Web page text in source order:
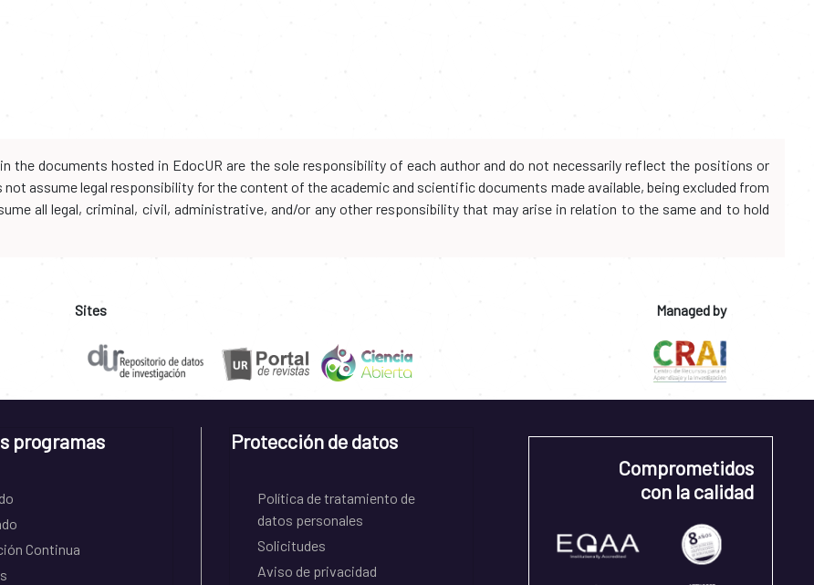
the documents hosted in EdocUR are the sole responsibility of each author and do not necessarily reflect the positions or
assume legal responsibility for the content of the academic and scientific documents made available, being excluded from
all legal, criminal, civil, administrative, and/or any other responsibility that may arise in relation to the same and to hold
Sites Managed by
programas
Continua
Protección de datos
Política de tratamiento de
datos personales
Solicitudes
Aviso de privacidad
Comprometidos
con la calidad